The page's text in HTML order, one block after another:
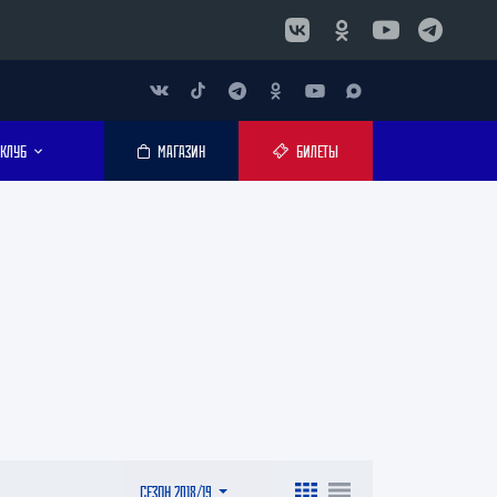
КЛУБ МАГАЗИН БИЛЕТЫ
СЕЗОН 2018/19